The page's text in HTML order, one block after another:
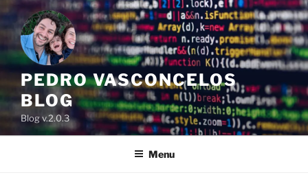
Skip
content
PEDRO VASCONCELOS
BLOG
Blog v.2.0.3
Menu